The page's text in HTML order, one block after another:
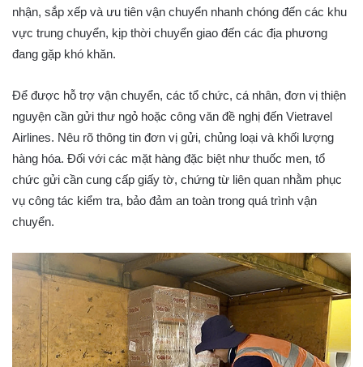
nhận, sắp xếp và ưu tiên vận chuyển nhanh chóng đến các khu
vực trung chuyển, kịp thời chuyển giao đến các địa phương
đang gặp khó khăn.
Để được hỗ trợ vận chuyển, các tổ chức, cá nhân, đơn vị thiện
nguyện cần gửi thư ngỏ hoặc công văn đề nghị đến Vietravel
Airlines. Nêu rõ thông tin đơn vị gửi, chủng loại và khối lượng
hàng hóa. Đối với các mặt hàng đặc biệt như thuốc men, tổ
chức gửi cần cung cấp giấy tờ, chứng từ liên quan nhằm phục
vụ công tác kiểm tra, bảo đảm an toàn trong quá trình vận
chuyển.